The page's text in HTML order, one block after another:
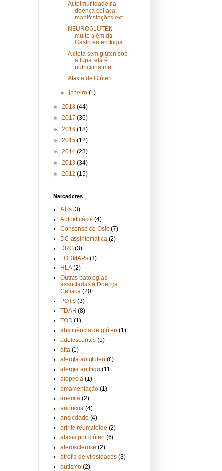
Autoimunidade na
doença celíaca:
manifestações ext...
NEUROGLUTEN -
muito além da
Gastroenterologia
A dieta sem glúten sob
a lupa: ela é
nutricionalme...
Ataxia de Glúten
►janeiro(1)
► 2018 (44)
► 2017 (36)
► 2016 (18)
► 2015 (12)
► 2014 (23)
► 2013 (34)
► 2012 (15)
Marcadores
ATIs (3)
Autoeficácia (4)
Consenso de Oslo (7)
DC assintomatica (2)
DRG (3)
FODMAPs (3)
HLA (2)
Outras patologias
associadas à Doença
Celíaca (20)
POTS (3)
TDAH (8)
TOD (1)
abstinência de glúten (1)
adolescentes (5)
afta (1)
alergia ao gluten (8)
alergia ao trigo (11)
alopecia (1)
amamentação (1)
anemia (2)
anorexia (4)
ansiedade (4)
artrite reumatoide (2)
ataxia por glúten (6)
aterosclerose (2)
atrofia de vilosidades (3)
autismo (2)